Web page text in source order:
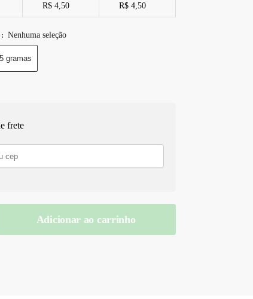
R$ 4,50 R$ 4,50
: Nenhuma seleção
5 gramas
frete
Adicionar ao carrinho